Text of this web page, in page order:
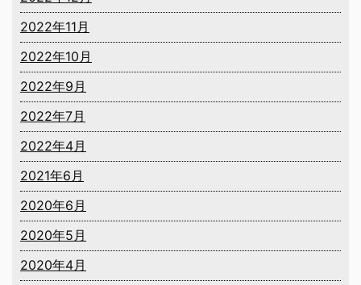
2022年11月
2022年10月
2022年9月
2022年7月
2022年4月
2021年6月
2020年6月
2020年5月
2020年4月